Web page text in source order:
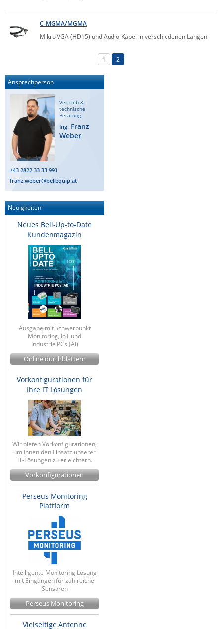
News zu unseren Herstellern
C-MGMA/MGMA
Mikro VGA (HD15) und Audio-Kabel in verschiedenen Längen
1 2
Ansprechperson
Vertrieb &
technische
Beratung
Ing. Franz
Weber
+43 2822 33 33 993
franz.weber@bellequip.at
Neuigkeiten
Neues Bell-Up-to-Date
Kundenmagazin
Ausgabe mit Schwerpunkt
Monitoring, IoT und
Industrie PCs (AI)
Online durchblättern
Vorkonfigurationen für
Ihre IT Lösungen
Wir bieten Vorkonfigurationen,
um Ihnen den Einsatz unserer
IT-Lösungen zu erleichtern.
Vorkonfigurationen
Perseus Monitoring
Plattform
Intelligente Monitoring Lösung
mit Eingängen für zahlreiche
Sensoren
Perseus Monitoring
Vielseitige Antenne